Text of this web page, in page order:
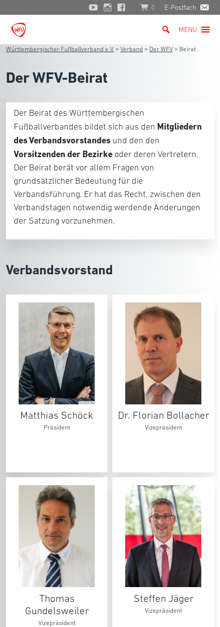
0 E-Postfach
MENU
Württembergischer Fußballverband e.V. > Verband > Der WFV > Beirat
Der WFV-Beirat
Der Beirat des Württembergischen
Fußballverbandes bildet sich aus den Mitgliedern
des Verbandsvorstandes und den den
Vorsitzenden der Bezirke oder deren Vertretern.
Der Beirat berät vor allem Fragen von
grundsätzlicher Bedeutung für die
Verbandsführung. Er hat das Recht, zwischen den
Verbandstagen notwendig werdende Änderungen
der Satzung vorzunehmen.
Verbandsvorstand
© wfv
Matthias Schöck
Präsident
Dr. Florian Bollacher
Vizepräsident
Thomas
Gundelsweiler
Vizepräsident
Steffen Jäger
Vizepräsident